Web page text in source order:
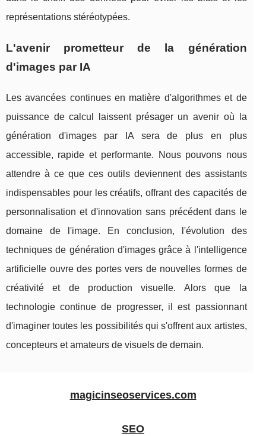
représentations stéréotypées.
L'avenir prometteur de la génération
d'images par IA
Les avancées continues en matière d'algorithmes et de
puissance de calcul laissent présager un avenir où la
génération d'images par IA sera de plus en plus
accessible, rapide et performante. Nous pouvons nous
attendre à ce que ces outils deviennent des assistants
indispensables pour les créatifs, offrant des capacités de
personnalisation et d'innovation sans précédent dans le
domaine de l'image. En conclusion, l'évolution des
techniques de génération d'images grâce à l'intelligence
artificielle ouvre des portes vers de nouvelles formes de
créativité et de production visuelle. Alors que la
technologie continue de progresser, il est passionnant
d'imaginer toutes les possibilités qui s'offrent aux artistes,
concepteurs et amateurs de visuels de demain.
magicinseoservices.com
SEO